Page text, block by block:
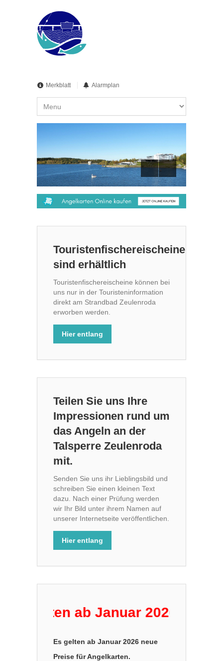
Merkblatt Alarmplan
Touristenfischereischeine
sind erhältlich
Touristenfischereischeine können bei
uns nur in der Touristeninformation
direkt am Strandbad Zeulenroda
erworben werden.
Hier entlang
Teilen Sie uns Ihre
Impressionen rund um
das Angeln an der
Talsperre Zeulenroda
mit.
Senden Sie uns ihr Lieblingsbild und
schreiben Sie einen kleinen Text
dazu. Nach einer Prüfung werden
wir Ihr Bild unter ihrem Namen auf
unserer Internetseite veröffentlichen.
Hier entlang
gelten ab Januar 2026 neue
Es gelten ab Januar 2026 neue
Preise für Angelkarten.